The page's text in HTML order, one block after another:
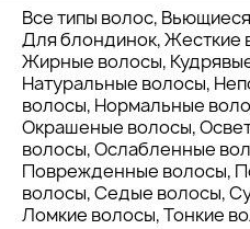
Все типы волос,
Для блондинок, Жесткие
Жирные волосы,
Натуральные волосы,
волосы, Нормальные
Окрашеные волосы,
волосы, Ослабленные
Поврежденные волосы,
волосы, Седые волосы,
Ломкие волосы, Тонкие